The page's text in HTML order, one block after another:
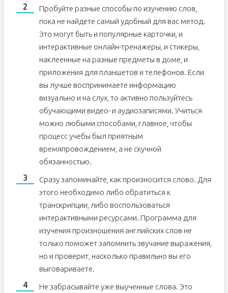
Пробуйте разные способы по изучению слов,
пока не найдете самый удобный для вас метод.
Это могут быть и популярные карточки, и
интерактивные онлайн-тренажеры, и стикеры,
наклеенные на разные предметы в доме, и
приложения для планшетов и телефонов. Если
вы лучше воспринимаете информацию
визуально и на слух, то активно пользуйтесь
обучающими видео- и аудиозаписями. Учиться
можно любыми способами, главное, чтобы
процесс учебы был приятным
времяпровождением, а не скучной
обязанностью.
Сразу запоминайте, как произносится слово. Для
этого необходимо либо обратиться к
транскрипции, либо воспользоваться
интерактивными ресурсами. Программа для
изучения произношения английских слов не
только поможет запомнить звучание выражения,
но и проверит, насколько правильно вы его
выговариваете.
Не забрасывайте уже выученные слова. Это